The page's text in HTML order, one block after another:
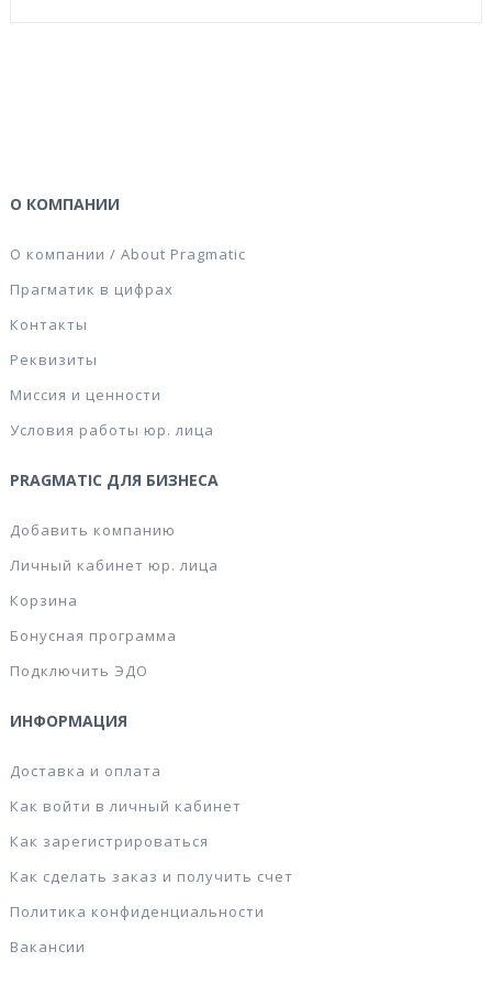
О КОМПАНИИ
О компании / About Pragmatic
Прагматик в цифрах
Контакты
Реквизиты
Миссия и ценности
Условия работы юр. лица
PRAGMATIC ДЛЯ БИЗНЕСА
Добавить компанию
Личный кабинет юр. лица
Корзина
Бонусная программа
Подключить ЭДО
ИНФОРМАЦИЯ
Доставка и оплата
Как войти в личный кабинет
Как зарегистрироваться
Как сделать заказ и получить счет
Политика конфиденциальности
Вакансии